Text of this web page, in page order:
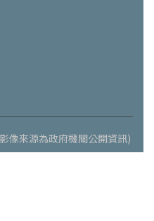
像來源為政府機關公開資訊)